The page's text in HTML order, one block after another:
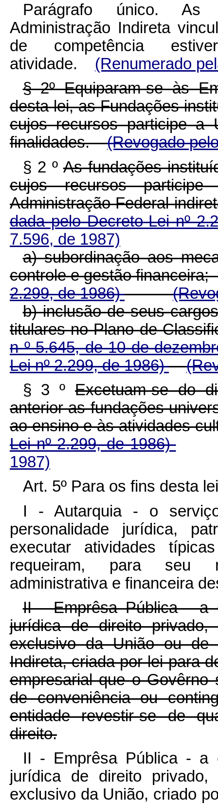
Parágrafo único. As
Administração Indireta
de competência
atividade. (Renumerado
§ 2º Equiparam-se às
desta lei, as Fundações
cujos recursos participe a
finalidades.(Revogado
§ 2 ºAs fundações
cujos recursos
Administração Federal
dada pelo Decreto-Lei nº
7.596, de 1987)
a) subordinação aos
controle e gestão
2.299, de 1986)
b) inclusão de seus
titulares no Plano de
n º 5.645, de 10 de
Lei nº 2.299, de 1986)
§ 3 ºExcetuam-se do
anterior as fundações
ao ensino e às
Lei nº 2.299, de 1986)
1987)
Art. 5º Para os fins desta
I - Autarquia - o
personalidade jurídica,
executar atividades
requeiram, para seu
administrativa e financeira
II - Emprêsa Pública - a
jurídica de direito
exclusivo da União ou de
Indireta, criada por lei para
empresarial que o
de conveniência ou
entidade revestir-se de
direito.
II - Emprêsa Pública - a
jurídica de direito
exclusivo da União, criado